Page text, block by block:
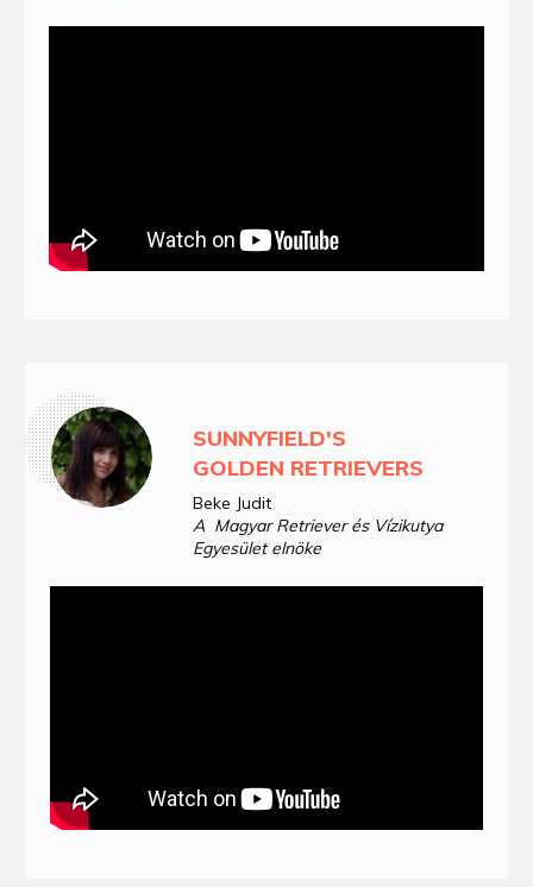
SUNNYFIELD'S
GOLDEN RETRIEVERS
Beke Judit
A Magyar Retrieverés Vízikutya
Egyesület elnöke